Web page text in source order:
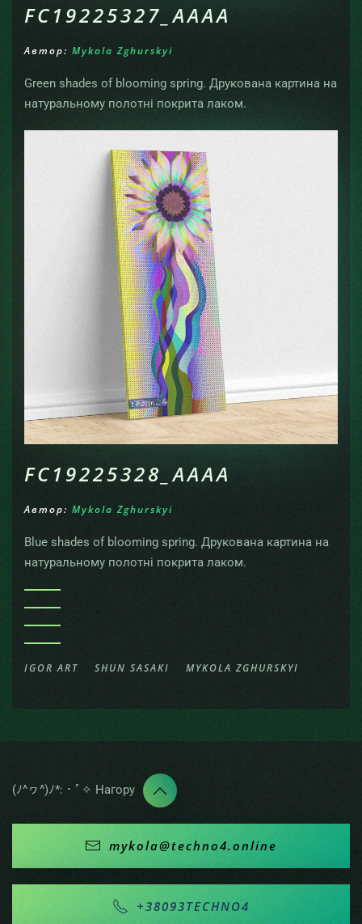
FC19225327_AAAA
Автор: Mykola Zghurskyi
Green shades of blooming spring. Друкована картина на
натуральному полотні покрита лаком.
FC19225328_AAAA
Автор: Mykola Zghurskyi
Blue shades of blooming spring. Друкована картина на
натуральному полотні покрита лаком.
IGOR ART SHUN SASAKI MYKOLA ZGHURSKYI
mykola@techno4.online
+38093TECHNO4
(ﾉ^ヮ^)ﾉ*:・ﾟ✧ Нагору